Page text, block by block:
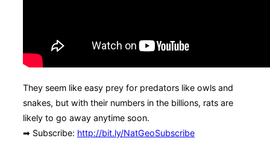
They seem like easy prey for predators like owls and
snakes, but with their numbers in the billions, rats are
likely to go away anytime soon.
➡ Subscribe: http://bit.ly/NatGeoSubscribe